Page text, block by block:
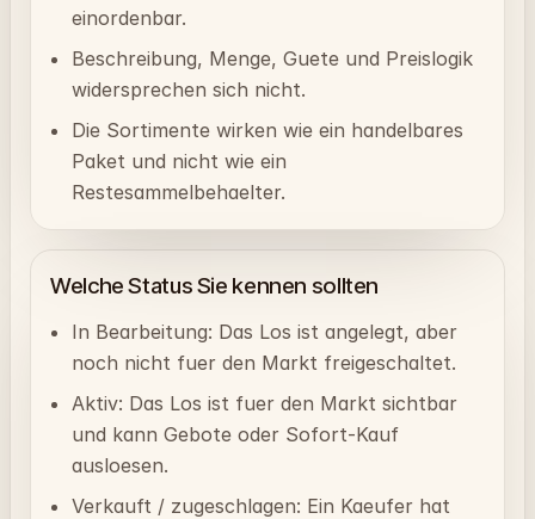
einordenbar.
Beschreibung, Menge, Guete und Preislogik
widersprechen sich nicht.
Die Sortimente wirken wie ein handelbares
Paket und nicht wie ein
Restesammelbehaelter.
Welche Status Sie kennen sollten
In Bearbeitung: Das Los ist angelegt, aber
noch nicht fuer den Markt freigeschaltet.
Aktiv: Das Los ist fuer den Markt sichtbar
und kann Gebote oder Sofort-Kauf
ausloesen.
Verkauft / zugeschlagen: Ein Kaeufer hat